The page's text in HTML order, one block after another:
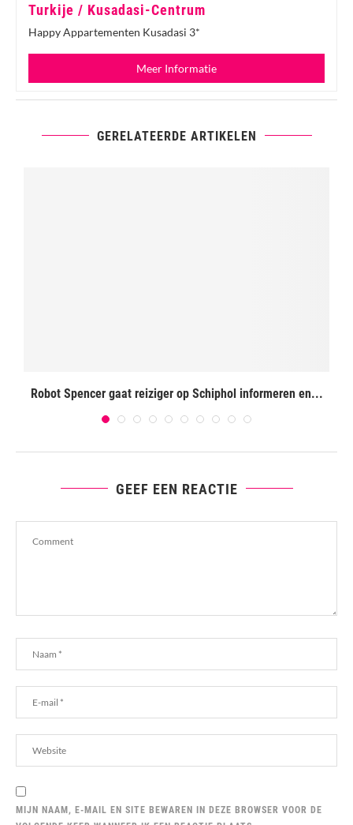
Turkije / Kusadasi-Centrum
Happy Appartementen Kusadasi 3*
Meer Informatie
GERELATEERDE ARTIKELEN
Robot Spencer gaat reiziger op Schiphol informeren en...
GEEF EEN REACTIE
MIJN NAAM, E-MAIL EN SITE BEWAREN IN DEZE BROWSER VOOR DE